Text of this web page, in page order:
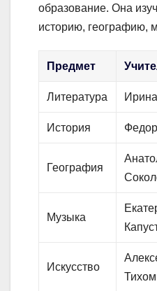
образование. Она
историю, географию,
Предмет
Литература
История
География
Музыка
Искусство